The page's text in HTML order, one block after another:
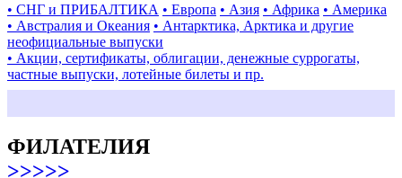
• СНГ и ПРИБАЛТИКА • Европа • Азия • Африка • Америка
• Австралия и Океания • Антарктика, Арктика и другие
неофициальные выпуски
• Акции, сертификаты, облигации, денежные суррогаты,
частные выпуски, лотейные билеты и пр.
ФИЛАТЕЛИЯ
>>>>>